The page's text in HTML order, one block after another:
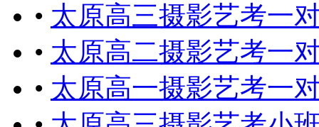
• 太原高三摄影艺考一
• 太原高二摄影艺考一
• 太原高一摄影艺考一